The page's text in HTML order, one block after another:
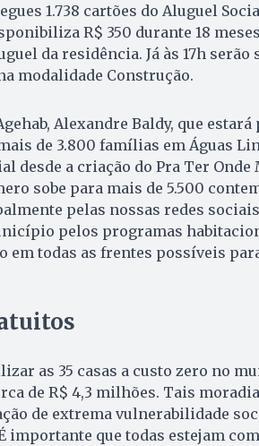
1.738 cartões do Aluguel
R$ 350 durante 18
da residência. Já às 17h serão
modalidade Construção.
Alexandre Baldy, que
de 3.800 famílias em Águas
desde a criação do Pra Ter Onde
sobe para mais de 5.500
pelas nossas redes
pelos programas
em todas as frentes possíveis
as 35 casas a custo zero no
de R$ 4,3 milhões. Tais
de extrema vulnerabilidade
importante que todas estejam